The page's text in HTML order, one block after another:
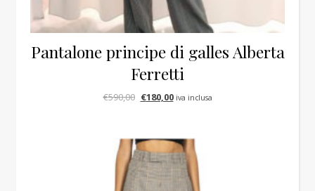
Pantalone principe di galles Alberta
Ferretti
€590,00 Il prezzo originale era: €590,00.
€180,00Il prezzo attuale è: €180,00.
iva inclusa